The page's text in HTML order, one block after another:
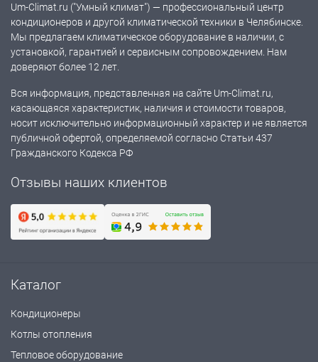
Um-Climat.ru ("Умный климат") — профессиональный центр
кондиционеров и другой климатической техники в Челябинске.
Мы предлагаем климатическое оборудование в наличии, с
установкой, гарантией и сервисным сопровождением. Нам
доверяют более 12 лет.
Вся информация, представленная на сайте Um-Climat.ru,
касающаяся характеристик, наличия и стоимости товаров,
носит исключительно информационный характер и не является
публичной офертой, определяемой согласно Статьи 437
Гражданского Кодекса РФ
Отзывы наших клиентов
Каталог
Кондиционеры
Котлы отопления
Тепловое оборудование